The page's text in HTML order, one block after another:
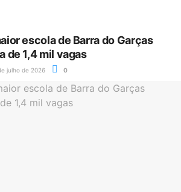
escola de Barra do Garças
de 1,4 mil vagas
julho de 2026 0